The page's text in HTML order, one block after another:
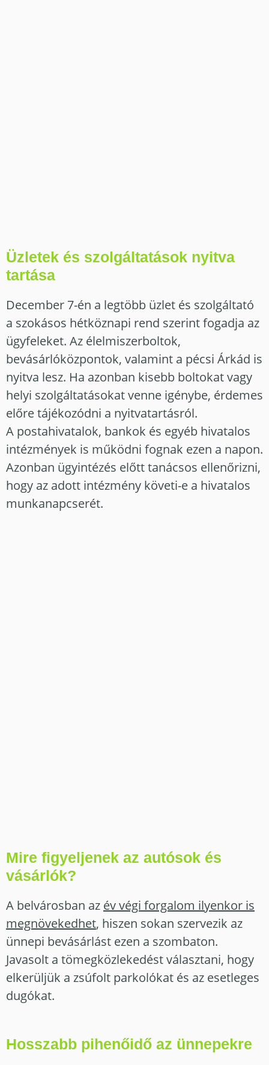
Üzletek és szolgáltatások nyitva
tartása
December 7-én a legtöbb üzlet és szolgáltató
a szokásos hétköznapi rend szerint fogadja az
ügyfeleket. Az élelmiszerboltok,
bevásárlóközpontok, valamint a pécsi Árkád is
nyitva lesz. Ha azonban kisebb boltokat vagy
helyi szolgáltatásokat venne igénybe, érdemes
előre tájékozódni a nyitvatartásról.
A postahivatalok, bankok és egyéb hivatalos
intézmények is működni fognak ezen a napon.
Azonban ügyintézés előtt tanácsos ellenőrizni,
hogy az adott intézmény követi-e a hivatalos
munkanapcserét.
Mire figyeljenek az autósok és
vásárlók?
A belvárosban az év végi forgalom ilyenkor is
megnövekedhet, hiszen sokan szervezik az
ünnepi bevásárlást ezen a szombaton.
Javasolt a tömegközlekedést választani, hogy
elkerüljük a zsúfolt parkolókat és az esetleges
dugókat.
Hosszabb pihenőidő az ünnepekre